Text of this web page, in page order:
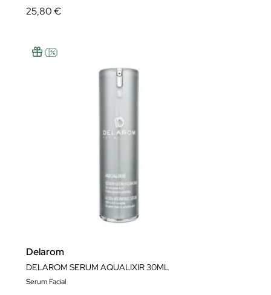
25,80 €
Delarom
DELAROM SERUM AQUALIXIR 30ML
Serum Facial